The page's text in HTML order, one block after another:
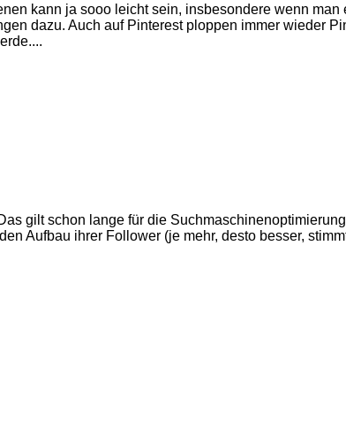
kann ja sooo leicht sein, insbesondere wenn man
dazu. Auch auf Pinterest ploppen immer wieder
gilt schon lange für die
Aufbau ihrer Follower (je mehr, desto besser,